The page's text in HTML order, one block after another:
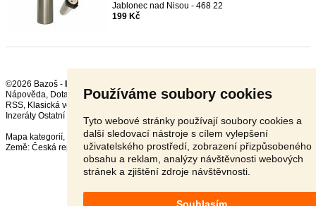
Používáme soubory cookies
Tyto webové stránky používají soubory cookies a
další sledovací nástroje s cílem vylepšení
uživatelského prostředí, zobrazení přizpůsobeného
obsahu a reklam, analýzy návštěvnosti webových
stránek a zjištění zdroje návštěvnosti.
Souhlasím
Jablonec nad Nisou - 468 22
199 Kč
©2026 Bazoš -
Nápověda, Dotazy Hodnocení,Kontakt, Reklama,Podmínky,Ochrana údajů
RSS,
Inzeráty Ostatní celkem:
149822 , za 24 hodin: 3255
Mapa kategorií,
Nejvyhledávanější výrazy
Země: Česká republika,Slovensko,Polsko,Rakousko